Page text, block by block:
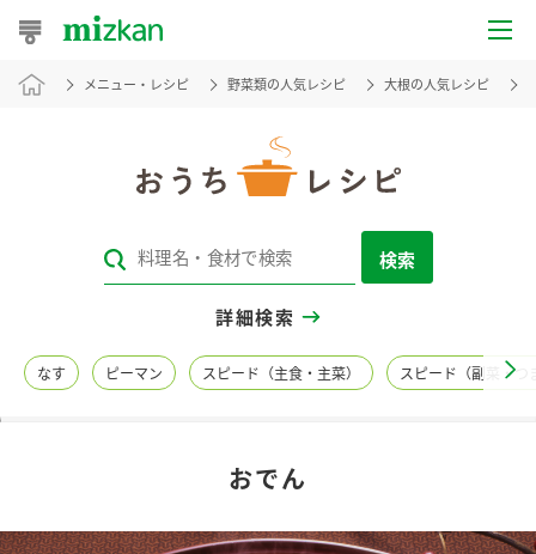
おうちレシピ
レシピカテゴリ一覧
レシピ名特集
メニュー・レシピ 野菜類の人気レシピ 大根の人気レシピ
検索
詳細検索
なす ピーマン スピード（主食・主菜） スピード（副菜・つ
おでん